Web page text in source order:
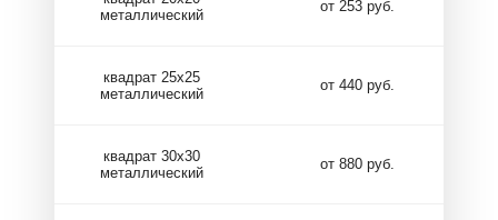
металлический
от 253 руб.
квадрат 25х25
металлический
от 440 руб.
квадрат 30х30
металлический
от 880 руб.